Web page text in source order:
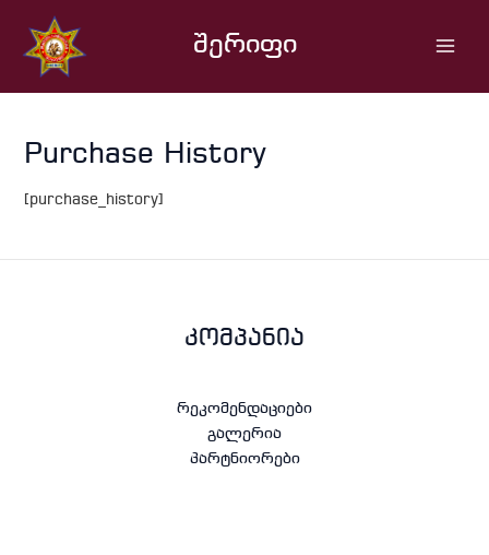
content
შერიფი
Purchase History
[purchase_history]
კომპანია
რეკომენდაციები
გალერია
პარტნიორები